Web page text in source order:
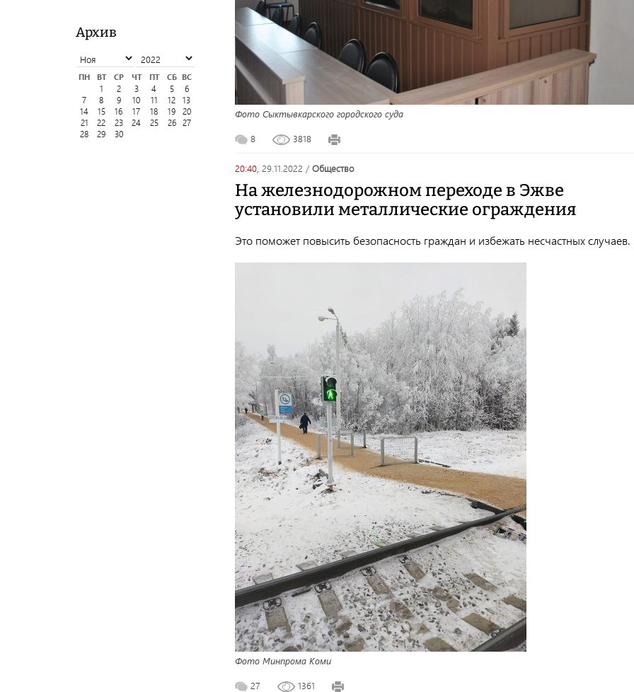
Архив
ПН ВТ СР ЧТ ПТ СБ ВС
1
2 3 4 5
6
7
8 9 10 11 12
13
14
15 16 17 18 19
20
21
22 23 24 25 26
27
28
29 30
Фото Сыктывкарского городского суда
8 3818
20:40, 29.11.2022 / общество
На железнодорожном переходе в Эжве
установили металлические ограждения
Это поможет повысить безопасность граждан и избежать несчастных случаев.
Фото Минпрома Коми
27 1361